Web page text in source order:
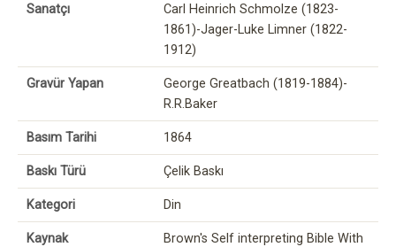
Sanatçı
Carl Heinrich Schmolze (1823-
1861)-Jager-Luke Limner (1822-
1912)
Gravür Yapan
George Greatbach (1819-1884)-
R.R.Baker
Basım Tarihi 1864
Baskı Türü Çelik Baskı
Kategori Din
Kaynak
Brown's Self interpreting Bible With